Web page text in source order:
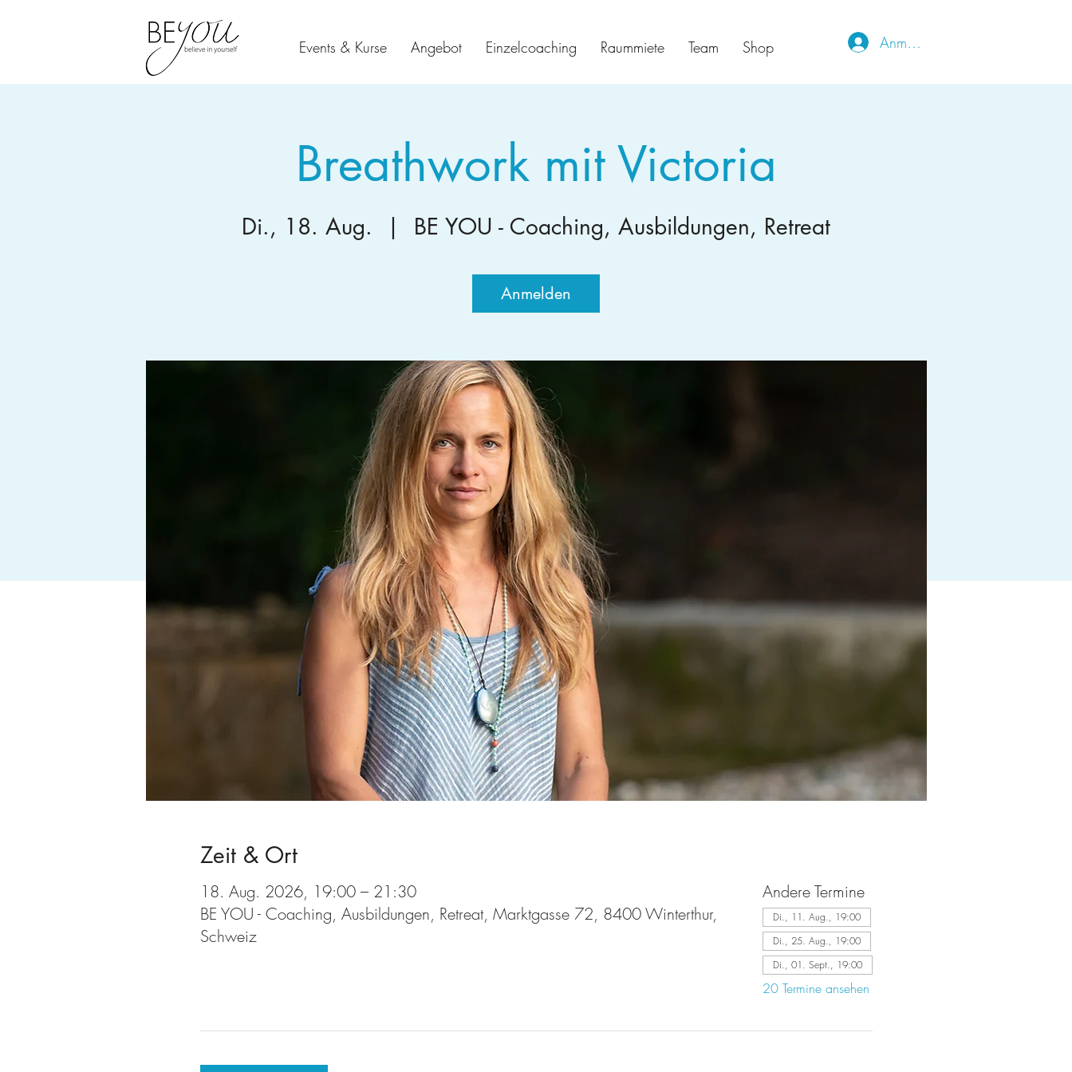
Events & Kurse Angebot Einzelcoaching Raummiete Team Shop Anmelden
Breathwork mit Victoria
Di., 18. Aug.
  |
BE YOU - Coaching, Ausbildungen, Retreat
Anmelden
Zeit & Ort
18. Aug. 2026, 19:00 – 21:30
BE YOU - Coaching, Ausbildungen, Retreat, Marktgasse 72, 8400 Winterthur,
Schweiz
Andere Termine
Di., 11. Aug., 19:00
Di., 25. Aug., 19:00
Di., 01. Sept., 19:00
20 Termine ansehen